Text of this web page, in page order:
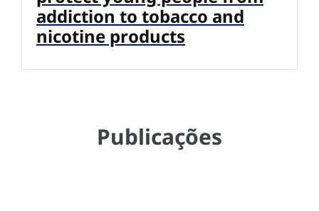
addiction to tobacco and
nicotine products
Publicações